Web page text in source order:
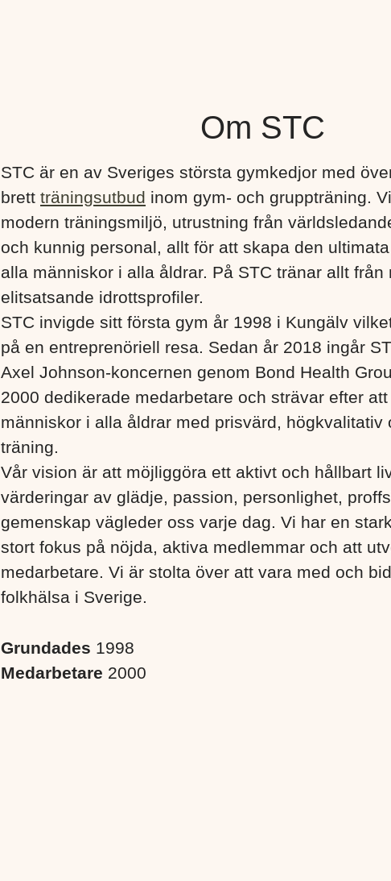
Om STC
STC är en av Sveriges största gymkedjor med
brett träningsutbud inom gym- och gruppträning.
modern träningsmiljö, utrustning från
och kunnig personal, allt för att skapa den
alla människor i alla åldrar. På STC tränar allt från
elitsatsande idrottsprofiler.
STC invigde sitt första gym år 1998 i Kungälv
på en entreprenöriell resa. Sedan år 2018 ingår
Axel Johnson-koncernen genom Bond Health
2000 dedikerade medarbetare och strävar efter
människor i alla åldrar med prisvärd, högkvalitativ
träning.
Vår vision är att möjliggöra ett aktivt och hållbart
värderingar av glädje, passion, personlighet,
gemenskap vägleder oss varje dag. Vi har en
stort fokus på nöjda, aktiva medlemmar och att
medarbetare. Vi är stolta över att vara med och
folkhälsa i Sverige. ​
Grundades 1998
Medarbetare 2000